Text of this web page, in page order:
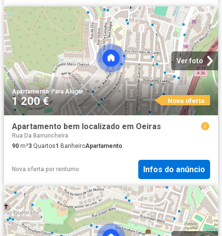
Ver foto
Apartamento·Para Alugar
1 200 € Nova oferta
Apartamento bem localizado em Oeiras
Rua Da Barruncheira
90 m²3 Quartos1 BanheiroApartamento
Nova oferta por rentumo Infos do anúncio